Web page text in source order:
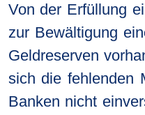
Von der Erfüllung
zur Bewältigung
Geldreserven
sich die fehlenden
Banken nicht